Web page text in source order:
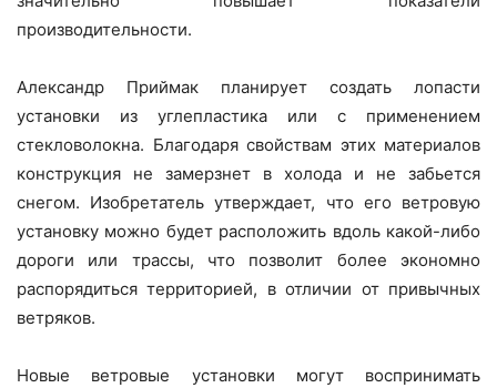
производительности.
Александр Приймак планирует создать лопасти
установки из углепластика или с применением
стекловолокна. Благодаря свойствам этих материалов
конструкция не замерзнет в холода и не забьется
снегом. Изобретатель утверждает, что его ветровую
установку можно будет расположить вдоль какой-либо
дороги или трассы, что позволит более экономно
распорядиться территорией, в отличии от привычных
ветряков.
Новые ветровые установки могут воспринимать